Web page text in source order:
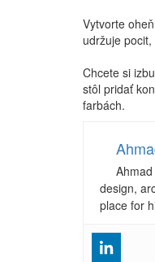
Vytvorte
udržuje
Chcete si
stôl pridať
farbách.
design,
place for